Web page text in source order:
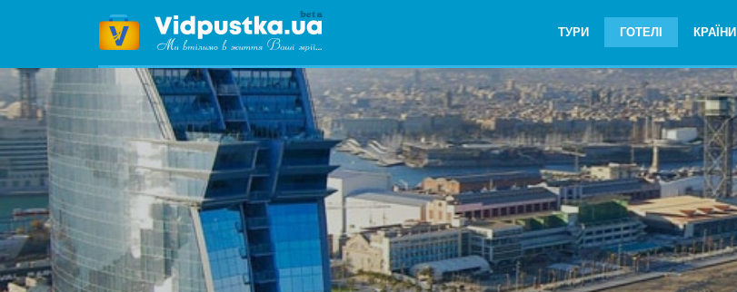
ТУРИ ГОТЕЛІ КРАЇНИ